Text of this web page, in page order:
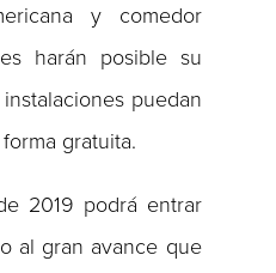
y comedor
harán posible su
puedan
gratuita.
2019 podrá entrar
al gran avance que